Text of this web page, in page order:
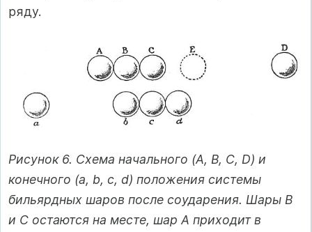
ряду.
Рисунок 6. Схема начального (A, B, C, D) и
конечного (a, b, c, d) положения системы
бильярдных шаров после соударения. Шары B
и C остаются на месте, шар A приходит в